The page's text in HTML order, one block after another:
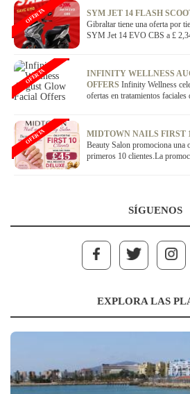
SYM JET 14 FLASH
Gibraltar tiene una oferta por
SYM Jet 14 EVO CBS a £
OFERTA
INFINITY WELLNESS
OFFERS Infinity Wellness
ofertas en tratamientos
OFERTA
MIDTOWN NAILS FIRST
Beauty Salon promociona una
primeros 10 clientes.La
OFERTA
SÍGUENOS
EXPLORA LAS